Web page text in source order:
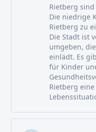
Rietberg
Die niedrige
Rietberg zu
Die Stadt ist
umgeben,
einlädt. Es
für Kinder
Rietberg